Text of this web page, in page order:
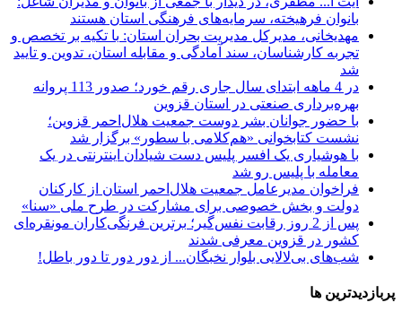
بانوان فرهیخته، سرمایه‌های فرهنگی استان هستند
مهدیخانی، مدیرکل مدیریت بحران استان: با تکیه بر تخصص و
تجربه کارشناسان، سند آمادگی و مقابله استان، تدوین و تایید
شد
در 4 ماهه ابتدای سال جاری رقم خورد؛
صدور 113 پروانه
بهره‌برداری صنعتی در استان قزوین
با حضور جوانان بشر دوست جمعیت هلال‌احمر قزوین؛
نشست کتابخوانی «هم‌کلامی با سطور» برگزار شد
با هوشیاری یک افسر پلیس دست شیادان اینترنتی در یک
معامله با پلیس رو شد
فراخوان مدیرعامل جمعیت هلال‌احمر استان از کارکنان
دولت و بخش خصوصی برای مشارکت در طرح ملی «سنا»
پس از 2 روز رقابت نفس‌گیر؛
برترین فرنگی‌کاران مونقره‌ای
کشور در قزوین معرفی شدند
شب‌های بی‌لالایی بلوار نخبگان... از دور دور تا دور باطل!
پربازدیدترین ها